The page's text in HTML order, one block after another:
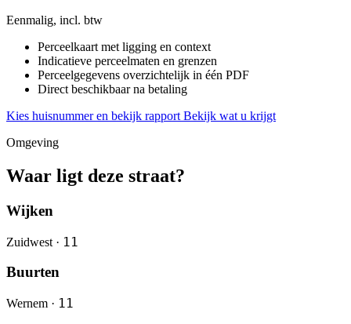
Eenmalig, incl. btw
Perceelkaart met ligging en context
Indicatieve perceelmaten en grenzen
Perceelgegevens overzichtelijk in één PDF
Direct beschikbaar na betaling
Kies huisnummer en bekijk rapport Bekijk wat u krijgt
Omgeving
Waar ligt deze straat?
Wijken
Zuidwest · 11
Buurten
Wernem · 11